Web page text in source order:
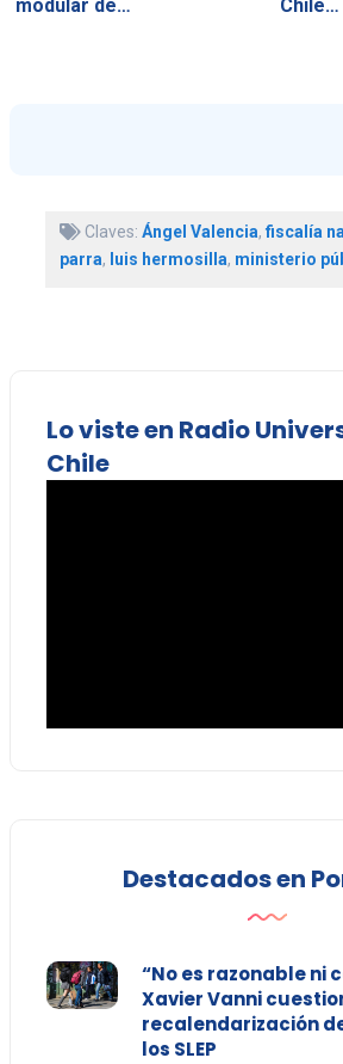
modular de…
Chile…
Claves: Ángel Valencia, fiscalía
parra, luis hermosilla, ministerio
Lo viste en Radio
Chile
Destacados en
“No es razonable ni
Xavier Vanni
recalendarización
los SLEP